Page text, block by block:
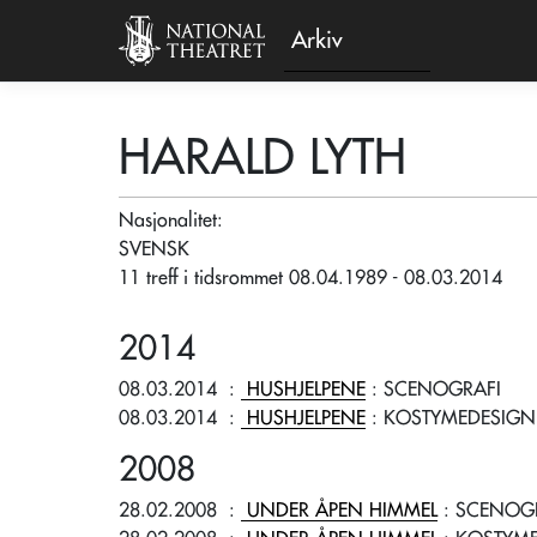
Arkiv
HARALD LYTH
Nasjonalitet:
SVENSK
11 treff i tidsrommet 08.04.1989 - 08.03.2014
2014
08.03.2014 : HUSHJELPENE : SCENOGRAFI
08.03.2014 : HUSHJELPENE : KOSTYMEDESIGN
2008
28.02.2008 : UNDER ÅPEN HIMMEL: